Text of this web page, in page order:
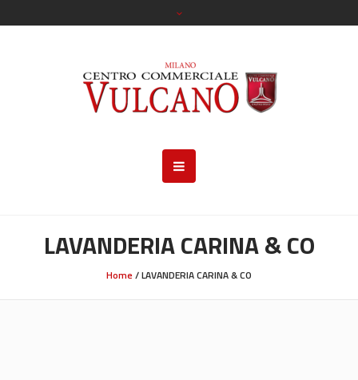
LAVANDERIA CARINA & CO
Home/LAVANDERIA CARINA & CO